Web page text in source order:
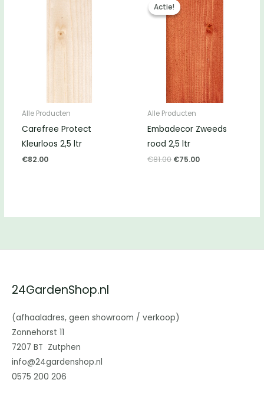
Alle Producten
Carefree Protect
Kleurloos 2,5 ltr
€82.00
Actie!
Actie!
Alle Producten
Embadecor Zweeds
rood 2,5 ltr
€81.00 Oorspronkelijke
€75.00Huidige
24GardenShop.nl
(afhaaladres, geen showroom / verkoop)
Zonnehorst 11
7207 BT Zutphen
info@24gardenshop.nl
0575 200 206